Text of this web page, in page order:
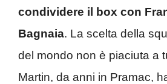
condividere il box con
Bagnaia. La scelta della
del mondo non è piaciuta a
Martin, da anni in Pramac,